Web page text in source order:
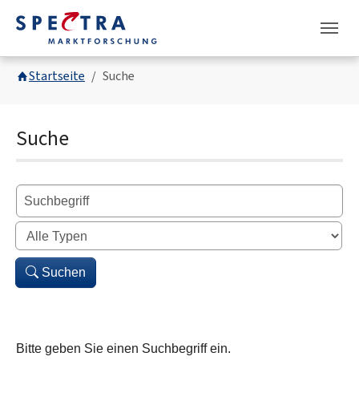
Skip to main navigation
Skip to main content
Skip to page footer
You are here:
Startseite Suche
Suche
Suchen
Bitte geben Sie einen Suchbegriff ein.